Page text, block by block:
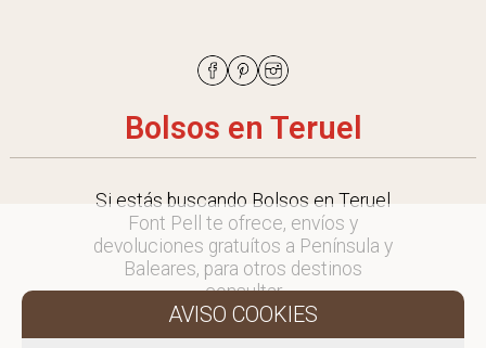
Bolsos en Teruel
Si estás buscando Bolsos en Teruel
Font Pell te ofrece, envíos y
devoluciones gratuítos a Península y
Baleares, para otros destinos
consultar
en comercial@fontpell.com.